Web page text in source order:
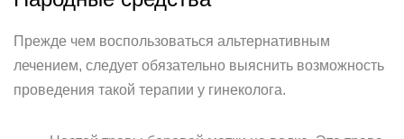
Прежде чем воспользоваться альтернативным
лечением, следует обязательно выяснить возможность
проведения такой терапии у гинеколога.